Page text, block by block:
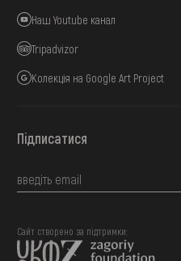
Наш Youtube канал
Tripadvizor
Колекція на Google Art Project
Підписатися
Сайт створено за підтримки: